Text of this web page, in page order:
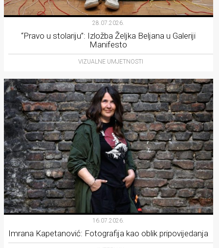
28.07.2026.
“Pravo u stolariju”: Izložba Željka Beljana u Galeriji
Manifesto
VIZUALNE UMJETNOSTI
16.07.2026.
Imrana Kapetanović: Fotografija kao oblik pripovijedanja